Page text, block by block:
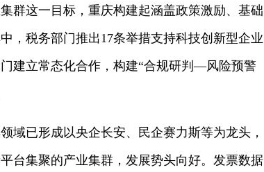
群这一目标，重庆构建起涵盖政策激励、基础
，税务部门推出17条举措支持科技创新型企业
建立常态化合作，构建“合规研判—风险预警
域已形成以央企长安、民企赛力斯等为龙头，
台集聚的产业集群，发展势头向好。发票数据